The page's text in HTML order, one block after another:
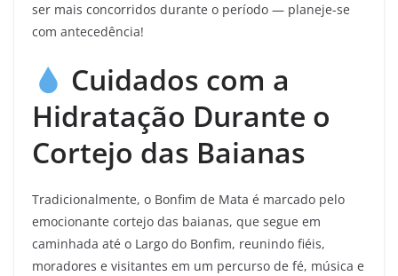
ser mais concorridos durante o período — planeje-se
com antecedência!
Cuidados com a
Hidratação Durante o
Cortejo das Baianas
Tradicionalmente, o Bonfim de Mata é marcado pelo
emocionante cortejo das baianas, que segue em
caminhada até o Largo do Bonfim, reunindo fiéis,
moradores e visitantes em um percurso de fé, música e